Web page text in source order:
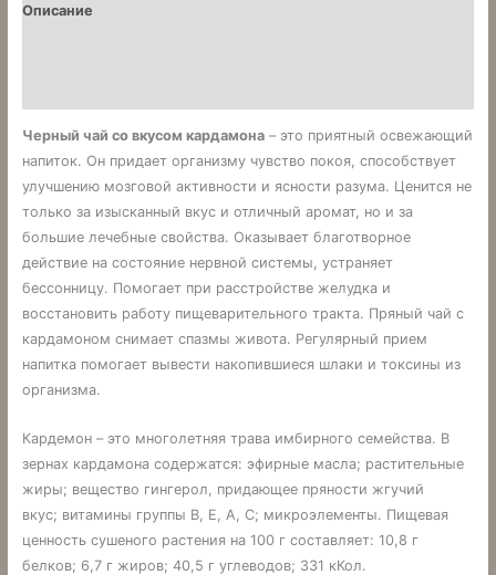
Описание
Черный чай со вкусом кардамона– это приятный освежающий
напиток. Он придает организму чувство покоя, способствует
улучшению мозговой активности и ясности разума. Ценится не
только за изысканный вкус и отличный аромат, но и за
большие лечебные свойства. Оказывает благотворное
действие на состояние нервной системы, устраняет
бессонницу. Помогает при расстройстве желудка и
восстановить работу пищеварительного тракта. Пряный чай с
кардамоном снимает спазмы живота. Регулярный прием
напитка помогает вывести накопившиеся шлаки и токсины из
организма.
Кардемон – это многолетняя трава имбирного семейства. В
зернах кардамона содержатся: эфирные масла; растительные
жиры; вещество гингерол, придающее пряности жгучий
вкус; витамины группы B, E, A, C; микроэлементы. Пищевая
ценность сушеного растения на 100 г составляет: 10,8 г
белков; 6,7 г жиров; 40,5 г углеводов; 331 кКол.